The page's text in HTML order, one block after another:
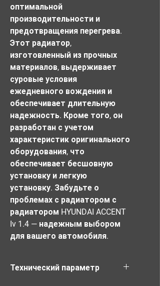
оптимальной
производительности и
предотвращения перегрева.
Этот радиатор,
изготовленный из прочных
материалов, выдерживает
суровые условия
ежедневного вождения и
обеспечивает длительную
надежность. Кроме того, он
разработан с учетом
характеристик оригинального
оборудования, что
обеспечивает бесшовную
установку и легкую
установку. Забудьте о
проблемах с радиатором с
радиатором HYUNDAI ACCENT
Iv 1.4 — надежным выбором
для вашего автомобиля.
Технический параметр